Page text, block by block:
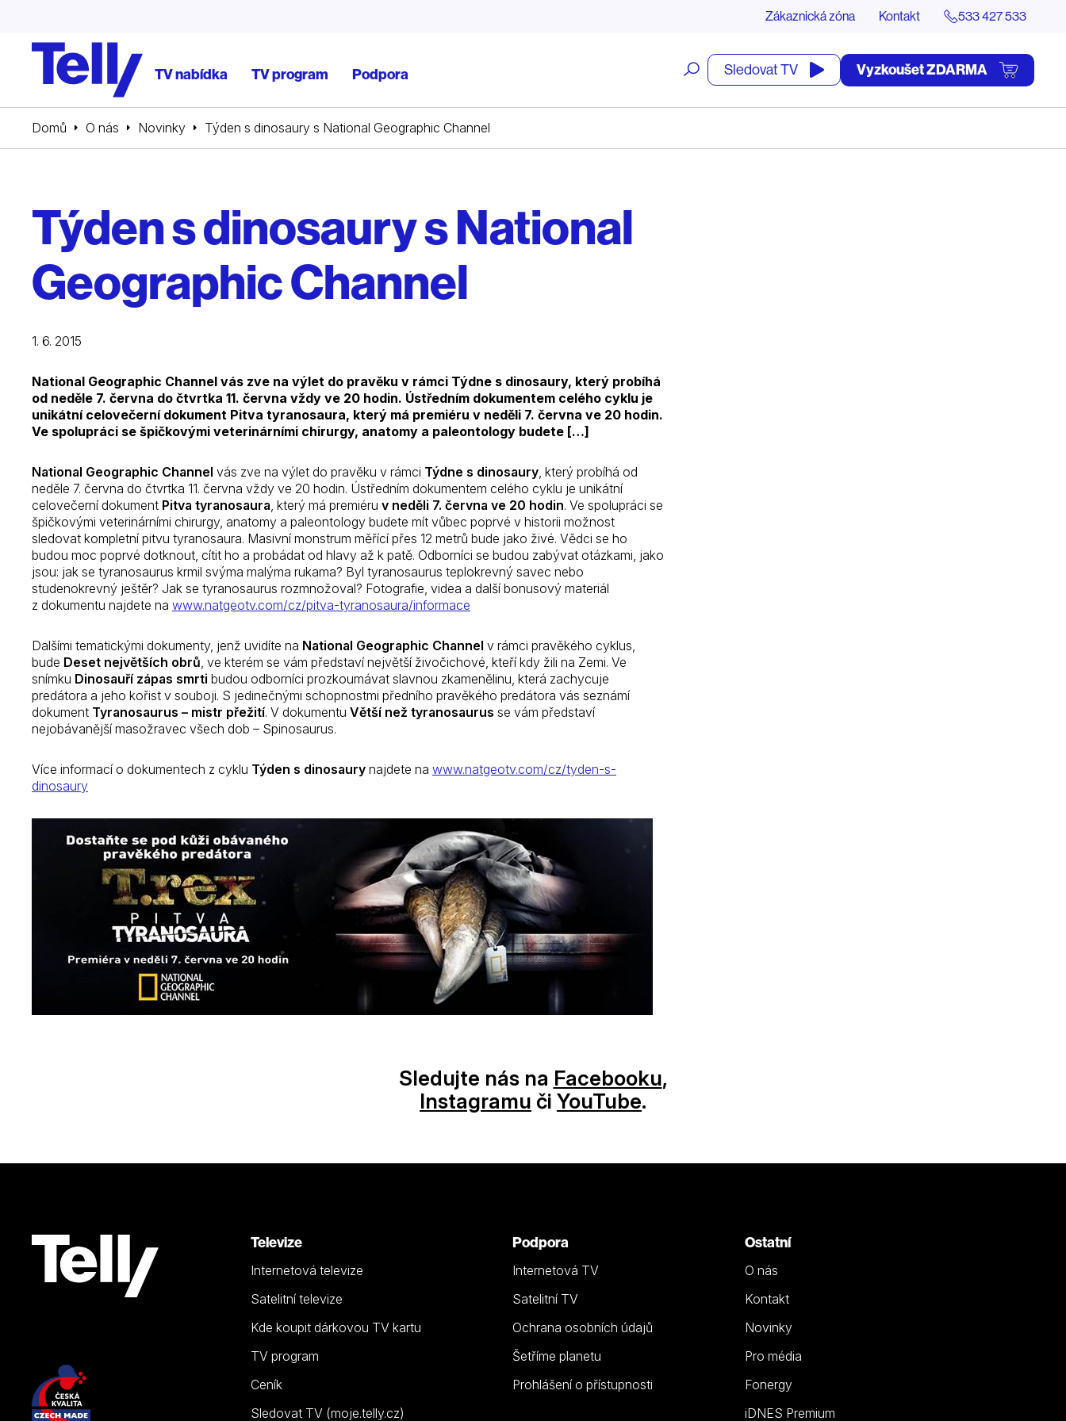
Zákaznická zóna Kontakt 533 427 533
TV nabídka TV program Podpora
Otevřít
vyhledávání
Sledovat TV Vyzkoušet ZDARMA
Domů O nás Novinky Týden s dinosaury s National Geographic Channel
Týden s dinosaury s National
Geographic Channel
1. 6. 2015
National Geographic Channel vás zve na výlet do pravěku v rámci Týdne s dinosaury, který probíhá
od neděle 7. června do čtvrtka 11. června vždy ve 20 hodin. Ústředním dokumentem celého cyklu je
unikátní celovečerní dokument Pitva tyranosaura, který má premiéru v neděli 7. června ve 20 hodin.
Ve spolupráci se špičkovými veterinárními chirurgy, anatomy a paleontology budete […]
National Geographic Channel vás zve na výlet do pravěku v rámci Týdne s dinosaury, který probíhá od
neděle 7. června do čtvrtka 11. června vždy ve 20 hodin. Ústředním dokumentem celého cyklu je unikátní
celovečerní dokument Pitva tyranosaura, který má premiéru v neděli 7. června ve 20 hodin. Ve spolupráci se
špičkovými veterinárními chirurgy, anatomy a paleontology budete mít vůbec poprvé v historii možnost
sledovat kompletní pitvu tyranosaura. Masivní monstrum měřící přes 12 metrů bude jako živé. Vědci se ho
budou moc poprvé dotknout, cítit ho a probádat od hlavy až k patě. Odborníci se budou zabývat otázkami, jako
jsou: jak se tyranosaurus krmil svýma malýma rukama? Byl tyranosaurus teplokrevný savec nebo
studenokrevný ještěr? Jak se tyranosaurus rozmnožoval? Fotografie, videa a další bonusový materiál
z dokumentu najdete na www.natgeotv.com/cz/pitva-tyranosaura/informace
Dalšími tematickými dokumenty, jenž uvidíte na National Geographic Channel v rámci pravěkého cyklus,
bude Deset největších obrů, ve kterém se vám představí největší živočichové, kteří kdy žili na Zemi. Ve
snímku Dinosauří zápas smrti budou odborníci prozkoumávat slavnou zkamenělinu, která zachycuje
predátora a jeho kořist v souboji. S jedinečnými schopnostmi předního pravěkého predátora vás seznámí
dokument Tyranosaurus – mistr přežití. V dokumentu Větší než tyranosaurus se vám představí
nejobávanější masožravec všech dob – Spinosaurus.
Více informací o dokumentech z cyklu Týden s dinosaury najdete na www.natgeotv.com/cz/tyden-s-
dinosaury
Sledujte nás na Facebooku,
Instagramu či YouTube.
Televize
Internetová televize
Satelitní televize
Kde koupit dárkovou TV kartu
TV program
Ceník
Sledovat TV (moje.telly.cz)
Podpora
Internetová TV
Satelitní TV
Ochrana osobních údajů
Šetříme planetu
Prohlášení o přístupnosti
Ostatní
O nás
Kontakt
Novinky
Pro média
Fonergy
iDNES Premium